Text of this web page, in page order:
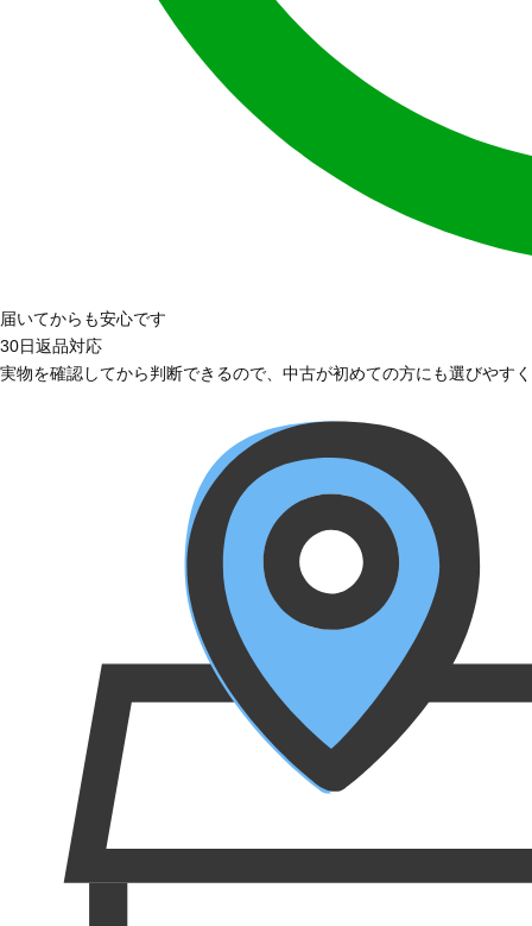
届いてからも安心です
30日返品対応
実物を確認してから判断できるので、中古が初めての方にも選びやす